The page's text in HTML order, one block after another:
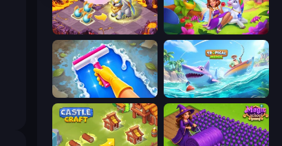
Mergest Kingdom Fairyland Merge & Magic
Hotel Rush: Merge Story Tropical Merge